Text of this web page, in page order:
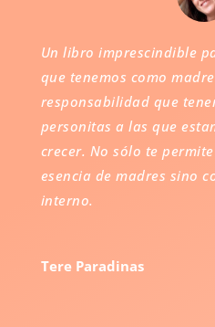
Un libro imprescindible
que tenemos como
responsabilidad que
personitas a las que
crecer. No sólo te
esencia de madres sino
interno.
Tere Paradinas